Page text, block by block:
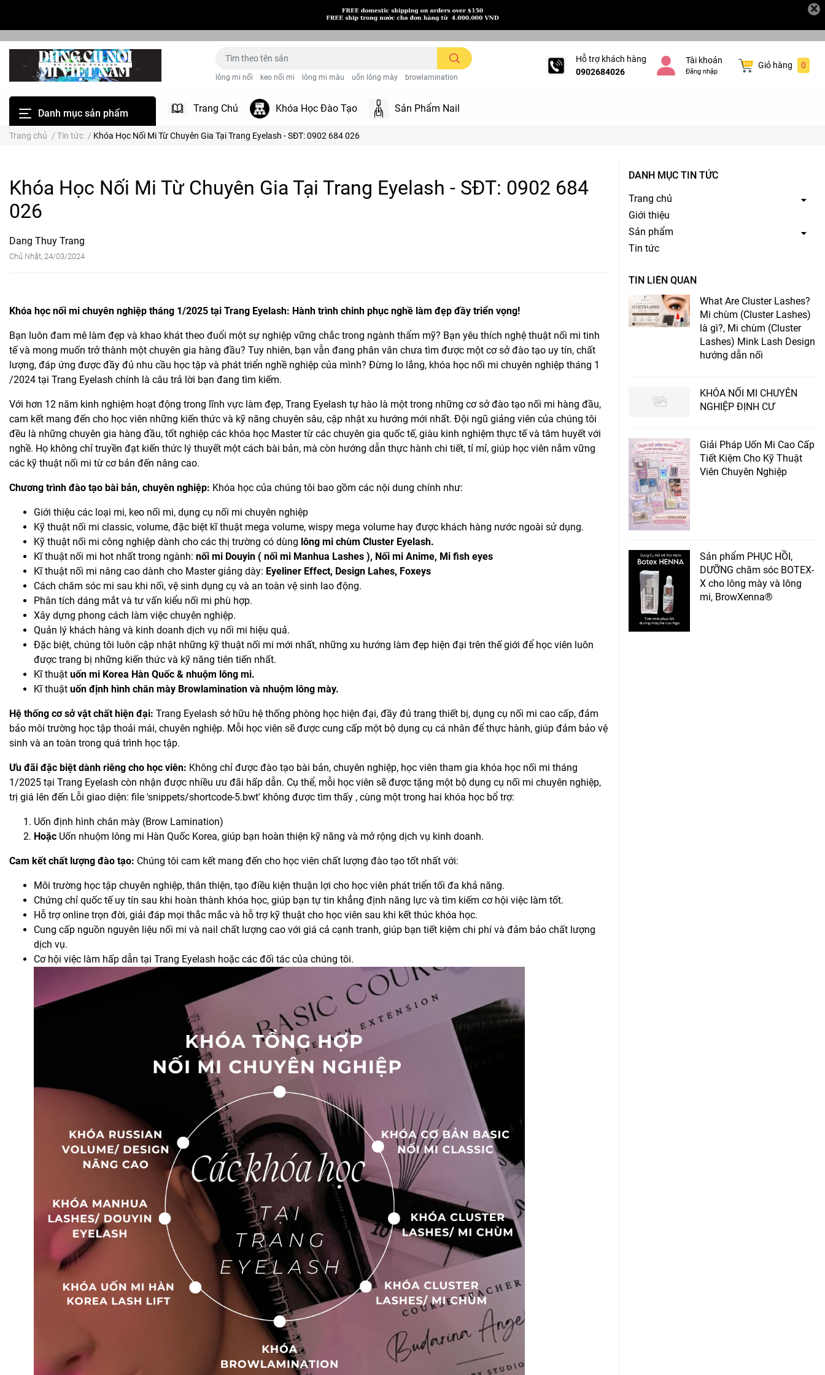
×
lông mi nối keo nối mi lông mi màu uốn lông mày browlamination
Hỗ trợ khách hàng
0902684026
Tài khoản
Đăng nhập
Giỏ hàng 0
Danh mục sản phẩm Trang Chủ Khóa Học Đào Tạo Sản Phẩm Nail
Trang chủ / Tin tức / Khóa Học Nối Mi Từ Chuyên Gia Tại Trang Eyelash - SĐT: 0902 684 026
Khóa Học Nối Mi Từ Chuyên Gia Tại Trang Eyelash - SĐT: 0902 684
026
Dang Thuy Trang
Chủ Nhật, 24/03/2024
Khóa học nối mi chuyên nghiệp tháng 1/2025 tại Trang Eyelash: Hành trình chinh phục nghề làm đẹp đầy triển vọng!
Bạn luôn đam mê làm đẹp và khao khát theo đuổi một sự nghiệp vững chắc trong ngành thẩm mỹ? Bạn yêu thích nghệ thuật nối mi tinh
tế và mong muốn trở thành một chuyên gia hàng đầu? Tuy nhiên, bạn vẫn đang phân vân chưa tìm được một cơ sở đào tạo uy tín, chất
lượng, đáp ứng được đầy đủ nhu cầu học tập và phát triển nghề nghiệp của mình? Đừng lo lắng, khóa học nối mi chuyên nghiệp tháng 1
/2024 tại Trang Eyelash chính là câu trả lời bạn đang tìm kiếm.
Với hơn 12 năm kinh nghiệm hoạt động trong lĩnh vực làm đẹp, Trang Eyelash tự hào là một trong những cơ sở đào tạo nối mi hàng đầu,
cam kết mang đến cho học viên những kiến thức và kỹ năng chuyên sâu, cập nhật xu hướng mới nhất. Đội ngũ giảng viên của chúng tôi
đều là những chuyên gia hàng đầu, tốt nghiệp các khóa học Master từ các chuyên gia quốc tế, giàu kinh nghiệm thực tế và tâm huyết với
nghề. Họ không chỉ truyền đạt kiến thức lý thuyết một cách bài bản, mà còn hướng dẫn thực hành chi tiết, tỉ mỉ, giúp học viên nắm vững
các kỹ thuật nối mi từ cơ bản đến nâng cao.
Chương trình đào tạo bài bản, chuyên nghiệp: Khóa học của chúng tôi bao gồm các nội dung chính như:
Giới thiệu các loại mi, keo nối mi, dụng cụ nối mi chuyên nghiệp
Kỹ thuật nối mi classic, volume, đặc biệt kĩ thuật mega volume, wispy mega volume hay được khách hàng nước ngoài sử dụng.
Kỹ thuật nối mi công nghiệp dành cho các thị trường có dùng lông mi chùm Cluster Eyelash.
Kĩ thuật nối mi hot nhất trong ngành: nối mi Douyin ( nối mi Manhua Lashes ), Nối mi Anime, Mi fish eyes
Kĩ thuật nối mi nâng cao dành cho Master giảng dày: Eyeliner Effect, Design Lahes, Foxeys
Cách chăm sóc mi sau khi nối, vệ sinh dụng cụ và an toàn vệ sinh lao động.
Phân tích dáng mắt và tư vấn kiểu nối mi phù hợp.
Xây dựng phong cách làm việc chuyên nghiệp.
Quản lý khách hàng và kinh doanh dịch vụ nối mi hiệu quả.
Đặc biệt, chúng tôi luôn cập nhật những kỹ thuật nối mi mới nhất, những xu hướng làm đẹp hiện đại trên thế giới để học viên luôn
được trang bị những kiến thức và kỹ năng tiên tiến nhất.
Kĩ thuật uốn mi Korea Hàn Quốc & nhuộm lông mi.
Kĩ thuật uốn định hình chân mày Browlamination và nhuộm lông mày.
Hệ thống cơ sở vật chất hiện đại: Trang Eyelash sở hữu hệ thống phòng học hiện đại, đầy đủ trang thiết bị, dụng cụ nối mi cao cấp, đảm
bảo môi trường học tập thoải mái, chuyên nghiệp. Mỗi học viên sẽ được cung cấp một bộ dụng cụ cá nhân để thực hành, giúp đảm bảo vệ
sinh và an toàn trong quá trình học tập.
Ưu đãi đặc biệt dành riêng cho học viên: Không chỉ được đào tạo bài bản, chuyên nghiệp, học viên tham gia khóa học nối mi tháng
1/2025 tại Trang Eyelash còn nhận được nhiều ưu đãi hấp dẫn. Cụ thể, mỗi học viên sẽ được tặng một bộ dụng cụ nối mi chuyên nghiệp,
trị giá lên đến Lỗi giao diện: file 'snippets/shortcode-5.bwt' không được tìm thấy , cùng một trong hai khóa học bổ trợ:
Uốn định hình chân mày (Brow Lamination)
Hoặc Uốn nhuộm lông mi Hàn Quốc Korea, giúp bạn hoàn thiện kỹ năng và mở rộng dịch vụ kinh doanh.
Cam kết chất lượng đào tạo: Chúng tôi cam kết mang đến cho học viên chất lượng đào tạo tốt nhất với:
Môi trường học tập chuyên nghiệp, thân thiện, tạo điều kiện thuận lợi cho học viên phát triển tối đa khả năng.
Chứng chỉ quốc tế uy tín sau khi hoàn thành khóa học, giúp bạn tự tin khẳng định năng lực và tìm kiếm cơ hội việc làm tốt.
Hỗ trợ online trọn đời, giải đáp mọi thắc mắc và hỗ trợ kỹ thuật cho học viên sau khi kết thúc khóa học.
Cung cấp nguồn nguyên liệu nối mi và nail chất lượng cao với giá cả cạnh tranh, giúp bạn tiết kiệm chi phí và đảm bảo chất lượng
dịch vụ.
Cơ hội việc làm hấp dẫn tại Trang Eyelash hoặc các đối tác của chúng tôi.
DANH MỤC TIN TỨC
Trang chủ
Giới thiệu
Sản phẩm
Tin tức
TIN LIÊN QUAN
What Are Cluster Lashes?
Mi chùm (Cluster Lashes)
là gì?, Mi chùm (Cluster
Lashes) Mink Lash Design
hướng dẫn nối
KHÓA NỐI MI CHUYÊN
NGHIỆP ĐỊNH CƯ
Giải Pháp Uốn Mi Cao Cấp
Tiết Kiệm Cho Kỹ Thuật
Viên Chuyên Nghiệp
Sản phẩm PHỤC HỒI,
DƯỠNG chăm sóc BOTEX-
X cho lông mày và lông
mi, BrowXenna®